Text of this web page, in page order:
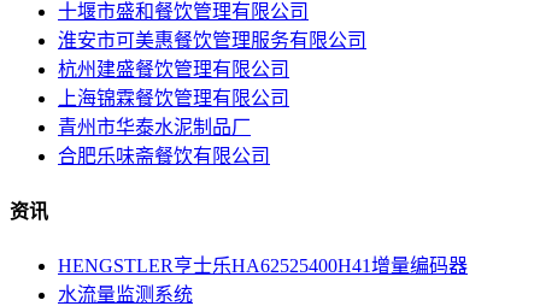
十堰市盛和餐饮管理有限公司
淮安市可美惠餐饮管理服务有限公司
杭州建盛餐饮管理有限公司
上海锦霖餐饮管理有限公司
青州市华泰水泥制品厂
合肥乐味斋餐饮有限公司
资讯
HENGSTLER亨士乐HA62525400H41增量编码器
水流量监测系统